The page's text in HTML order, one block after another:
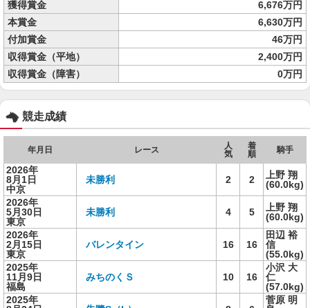
獲得賞金
6,676万円
本賞金
6,630万円
付加賞金
46万円
収得賞金（平地）
2,400万円
収得賞金（障害）
0万円
競走成績
年月日 レース
人
気
着
順
騎手
2026年
8月1日
中京
未勝利 2 2
上野 翔
(60.0kg)
2026年
5月30日
東京
未勝利 4 5
上野 翔
(60.0kg)
2026年
2月15日
東京
バレンタイン 16 16
田辺 裕
信
(55.0kg)
2025年
11月9日
福島
みちのくＳ 10 16
小沢 大
仁
(57.0kg)
2025年
菅原 明